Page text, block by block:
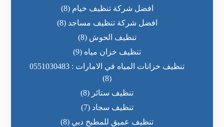
افضل شركة تنظيف خيام (8)
افضل شركة تنظيف مساجد (8)
تنظيف الحوش (8)
تنظيف خزان مياه (9)
تنظيف خزانات المياه في الامارات : 0551030483
(8)
تنظيف ستائر (8)
تنظيف سجاد (7)
تنظيف عميق للمطبخ دبي (8)